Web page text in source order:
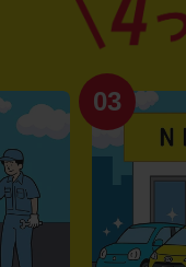
03